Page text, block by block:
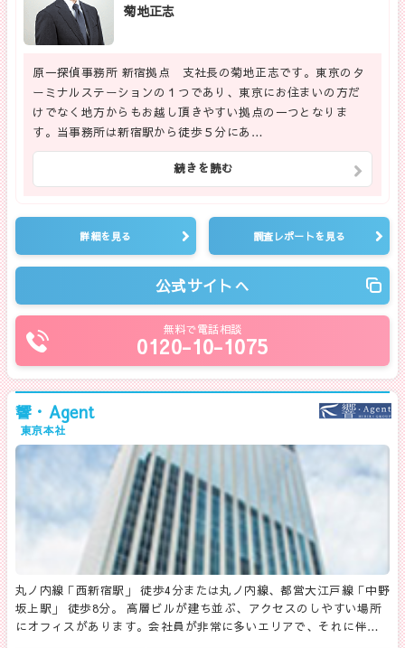
菊地正志
原一探偵事務所 新宿拠点 支社長の菊地正志です。東京のタ
ーミナルステーションの１つであり、東京にお住まいの方だ
けでなく地方からもお越し頂きやすい拠点の一つとなりま
す。当事務所は新宿駅から徒歩５分にあ…
続きを読む
詳細を見る 調査レポートを見る
公式サイトへ
無料で電話相談
0120-10-1075
響・Agent
東京本社
丸ノ内線「西新宿駅」 徒歩4分または丸ノ内線、都営大江戸線「中野
坂上駅」 徒歩8分。 高層ビルが建ち並ぶ、アクセスのしやすい場所
にオフィスがあります。会社員が非常に多いエリアで、それに伴…